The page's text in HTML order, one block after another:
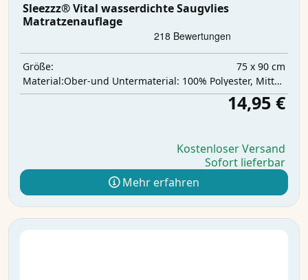
Sleezzz® Vital wasserdichte Saugvlies
Matratzenauflage
Größe:
75 x 90 cm
Material:
‎Ober-und Untermaterial: 100% Polyester, Mittelschicht: 100% Polyurethan, Saugschicht: 100% Polyester
14,95 €
Kostenloser Versand
Sofort lieferbar
Mehr erfahren